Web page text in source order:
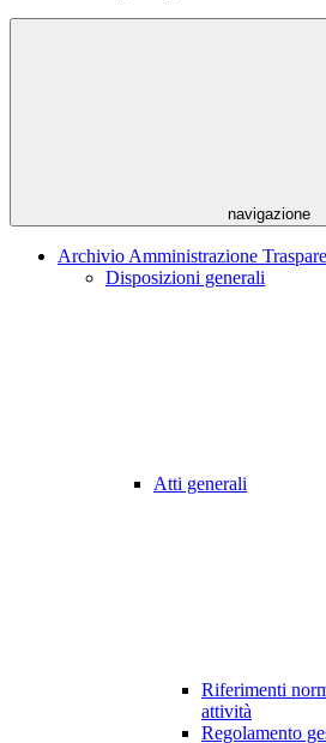
navigazione
Archivio Amministrazione
Disposizioni generali
Atti generali
Riferimenti
attività
Regolamento